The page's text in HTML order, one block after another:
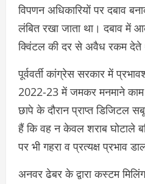
विपणन अधिकारियाें पर दबाव
लंबित रखा जाता था। दबाव में
क्विंटल की दर से अवैध रकम देते
पूर्ववर्ती कांग्रेस सरकार में
2022-23 में जमकर मनमाने
छापे के दौरान प्राप्त डिजिटल
हैं कि वह न केवल शराब घोटाले
पर भी गहरा व प्रत्यक्ष प्रभाव
अनवर ढेबर के द्वारा कस्टम